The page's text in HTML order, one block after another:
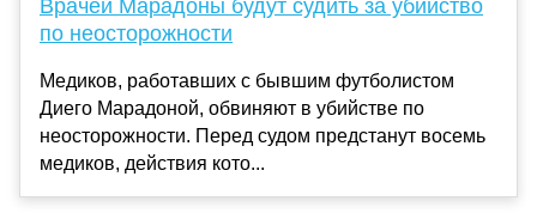
Врачей Марадоны будут судить за убийство
по неосторожности
Медиков, работавших с бывшим футболистом
Диего Марадоной, обвиняют в убийстве по
неосторожности. Перед судом предстанут восемь
медиков, действия кото...